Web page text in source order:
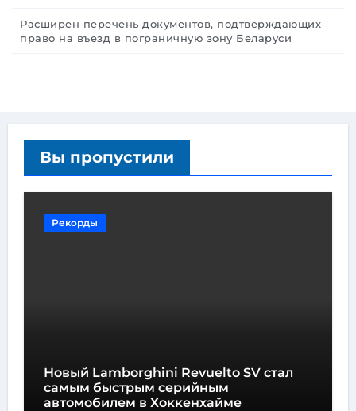
Расширен перечень документов, подтверждающих
право на въезд в пограничную зону Беларуси
Вы пропустили
Рекорды
Новый Lamborghini Revuelto SV стал
самым быстрым серийным
автомобилем в Хоккенхайме